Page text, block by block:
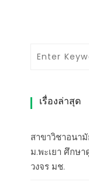
เรื่องล่าสุด
สาขาวิชาอนา
ม.พะเยา ศึกษ
วงจร มช.